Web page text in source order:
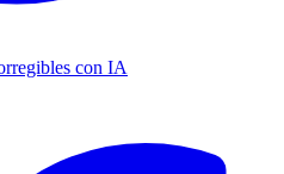
con IA